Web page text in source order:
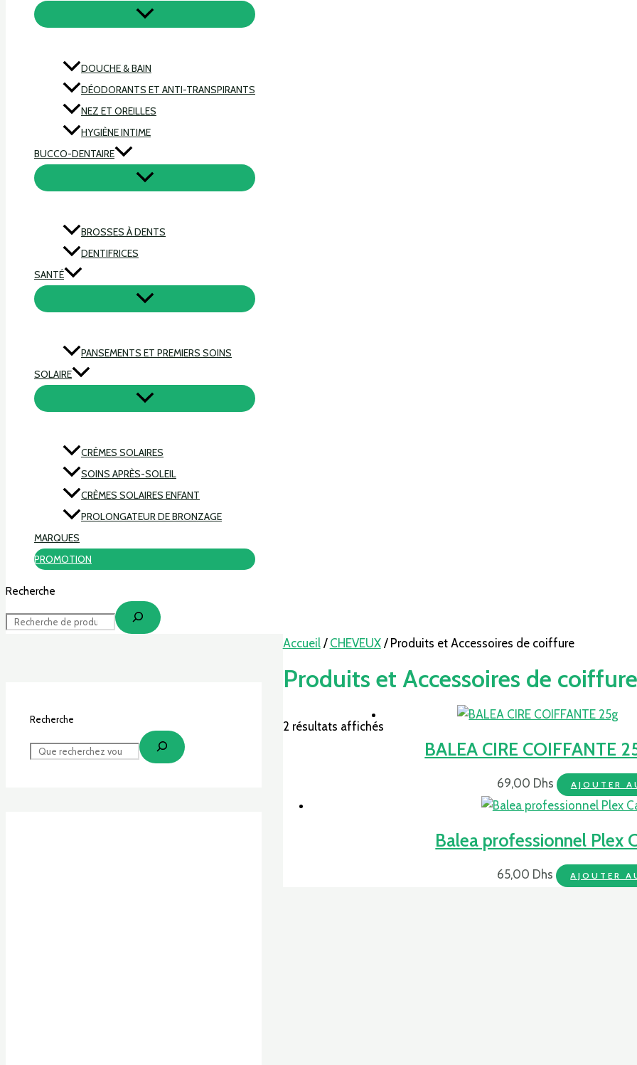
DOUCHE & BAIN
DÉODORANTS ET ANTI-TRANSPIRANTS
NEZ ET OREILLES
HYGIÈNE INTIME
BUCCO-DENTAIRE
BROSSES À DENTS
DENTIFRICES
SANTÉ
PANSEMENTS ET PREMIERS SOINS
SOLAIRE
CRÈMES SOLAIRES
SOINS APRÈS-SOLEIL
CRÈMES SOLAIRES ENFANT
PROLONGATEUR DE BRONZAGE
MARQUES
PROMOTION
Recherche
Recherche
Accueil/ CHEVEUX/ Produits et Accessoires de coiffure
Produits et Accessoires de coiffure
2 résultats affichés
BALEA CIRE COIFFANTE
69,00 Dhs AJOUTER
Balea professionnel Plex
65,00 Dhs AJOUTER